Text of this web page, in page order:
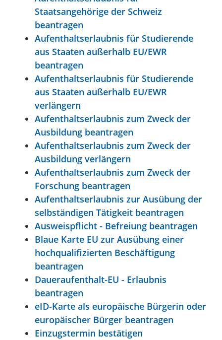
Staatsangehörige der Schweiz
beantragen
Aufenthaltserlaubnis für Studierende
aus Staaten außerhalb EU/EWR
beantragen
Aufenthaltserlaubnis für Studierende
aus Staaten außerhalb EU/EWR
verlängern
Aufenthaltserlaubnis zum Zweck der
Ausbildung beantragen
Aufenthaltserlaubnis zum Zweck der
Ausbildung verlängern
Aufenthaltserlaubnis zum Zweck der
Forschung beantragen
Aufenthaltserlaubnis zur Ausübung der
selbständigen Tätigkeit beantragen
Ausweispflicht - Befreiung beantragen
Blaue Karte EU zur Ausübung einer
hochqualifizierten Beschäftigung
beantragen
Daueraufenthalt-EU - Erlaubnis
beantragen
eID-Karte als europäische Bürgerin oder
europäischer Bürger beantragen
Einzugstermin bestätigen